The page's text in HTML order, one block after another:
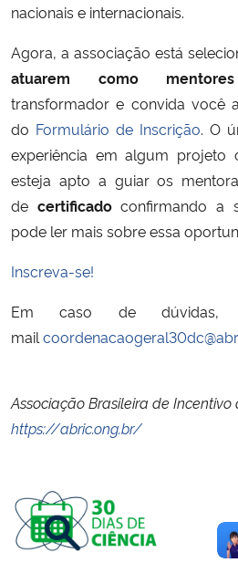
Gabinete de Segurança Institucional
Advocacia-Geral da União
Banco Central do Brasil
Planalto
nacionais e internacionais.
Agora, a associação está
atuarem como mentores
transformador e convida você
do Formulário de Inscrição. O
experiência em algum projeto
esteja apto a guiar os
de certificadoconfirmando a
pode ler mais sobre essa
Inscreva-se!
Em caso de dúvidas,
mail
Associação Brasileira de Incentivo
https://abric.ong.br/